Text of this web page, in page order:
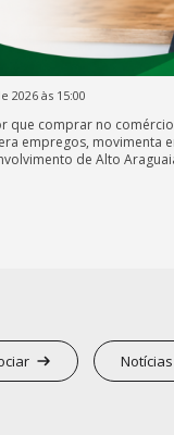
2026 às 15:00
que comprar no
empregos, movimenta
de Alto
Notícias